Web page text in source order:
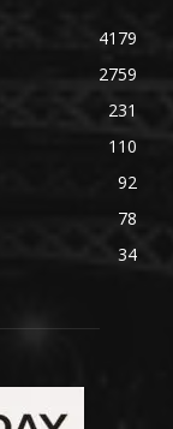
4179
2759
231
110
92
78
34